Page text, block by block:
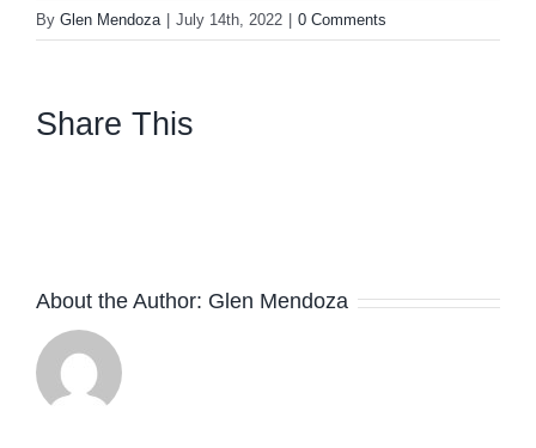
By Glen Mendoza July 14th, 2022 0 Comments
Share This
About the Author: Glen Mendoza